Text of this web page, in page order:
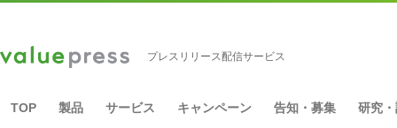
プレスリリース配信サービス
TOP 製品 サービス キャンペーン 告知・募集 研究